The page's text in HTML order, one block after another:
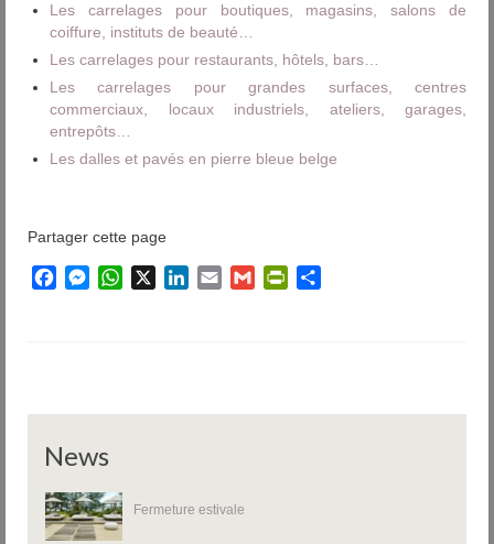
Les carrelages pour boutiques, magasins, salons de
coiffure, instituts de beauté…
Les carrelages pour restaurants, hôtels, bars…
Les carrelages pour grandes surfaces, centres
commerciaux, locaux industriels, ateliers, garages,
entrepôts…
Les dalles et pavés en pierre bleue belge
Partager cette page
FacebookMessenger
WhatsAppLinkedIn
Email Gmail PrintFriendly
News
Fermeture estivale